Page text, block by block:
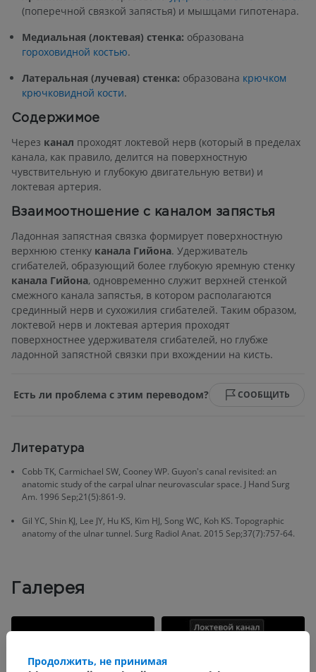
(поперечной связкой запястья) и мышцами гипотенара.
Медиальная (локтевая) стенка: образована
гороховидной костью.
Латеральная (лучевая) стенка: образована крючком
крючковидной кости.
Содержимое
Через канал проходят локтевой нерв (который в пределах
канала, как правило, делится на поверхностную
чувствительную и глубокую двигательную ветви) и
локтевая артерия.
Взаимоотношение с каналом запястья
Ладонная запястная связка формирует поверхностную
верхнюю стенку канала Гийона. Удерживатель
сгибателей, образующий более глубокую яремную стенку
канала Гийона, одновременно служит верхней стенкой
смежного канала запястья, в котором располагаются
срединный нерв и сухожилия сгибателей. Таким образом,
локтевой нерв и локтевая артерия проходят
поверхностнее удерживателя сгибателей, но глубже
ладонной запястной связки при вхождении на кисть.
Есть ли проблема с этим переводом? СООБЩИТЬ
Литература
Cobb TK, Carmichael SW, Cooney WP. Guyon's canal revisited: an
anatomic study of the carpal ulnar neurovascular space. J Hand Surg
Am. 1996 Sep;21(5):861-9.
Gil YC, Shin KJ, Lee JY, Hu KS, Kim HJ, Song WC, Koh KS. Topographic
anatomy of the ulnar tunnel. Surg Radiol Anat. 2015 Sep;37(7):757-64.
Галерея
Продолжить, не принимая